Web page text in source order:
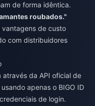
de forma idêntica.
roubados."
vantagens de custo
com distribuidores
através da API oficial de
apenas o BIGO ID
de login.